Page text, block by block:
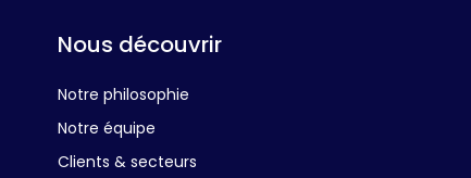
Nous découvrir
Notre philosophie
Notre équipe
Clients & secteurs